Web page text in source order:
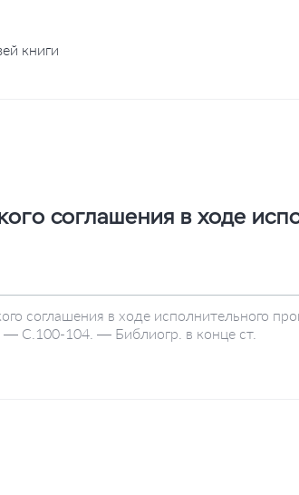
книги
соглашения в ходе
соглашения в ходе исполнительного
С.100-104. — Библиогр. в конце ст.